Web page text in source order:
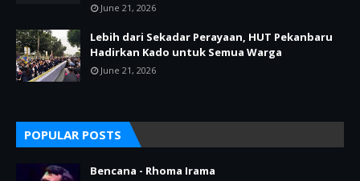
June 21, 2026
Lebih dari Sekadar Perayaan, HUT Pekanbaru
Hadirkan Kado untuk Semua Warga
June 21, 2026
POPULAR POSTS
Bencana - Rhoma Irama